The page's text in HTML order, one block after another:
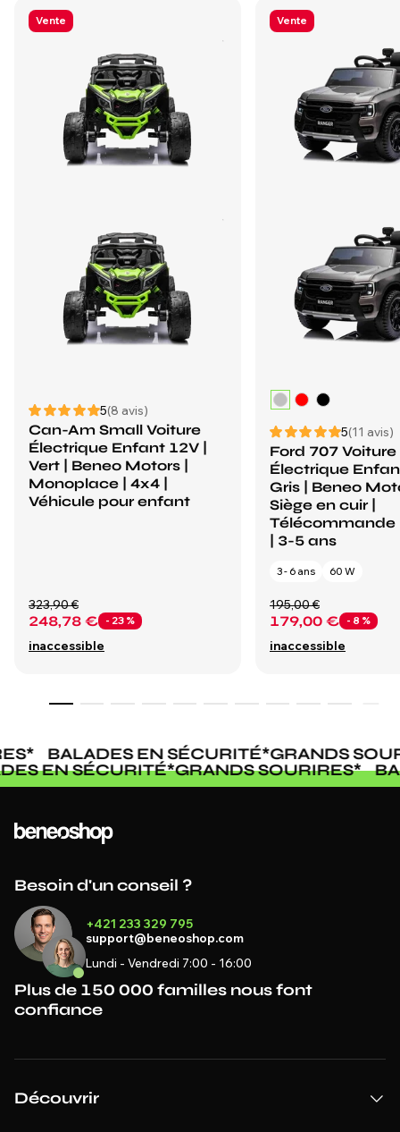
Vente
5(8 avis)
Can-Am Small Voiture
Électrique Enfant 12V |
Vert | Beneo Motors |
Monoplace | 4x4 |
Véhicule pour enfant
248,78 € - 23 %
323,90 €
inaccessible
Vente
5(11 avis)
Ford 707 Voiture
Électrique
Gris | Beneo
Siège en cuir |
Télécommande
| 3-5 ans
3 - 6 ans 60 W
179,00 € - 8 %
195,00 €
inaccessible
* BALADES EN SÉCURITÉ*GRANDS
EN SÉCURITÉ*GRANDS SOURIRES*
Besoin d'un conseil ?
+421 233 329 795
support@beneoshop.com
Lundi - Vendredi 7:00 - 16:00
Plus de 150 000 familles nous font
confiance
Découvrir